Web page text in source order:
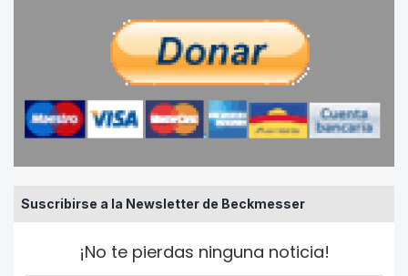
Suscribirse a la Newsletter de Beckmesser
¡No te pierdas ninguna noticia!